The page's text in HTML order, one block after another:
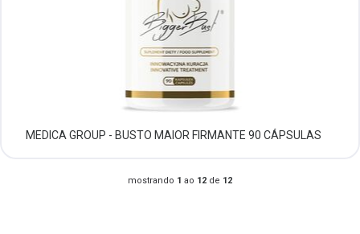
MEDICA GROUP - BUSTO MAIOR FIRMANTE 90 CÁPSULAS
mostrando 1 ao 12 de 12